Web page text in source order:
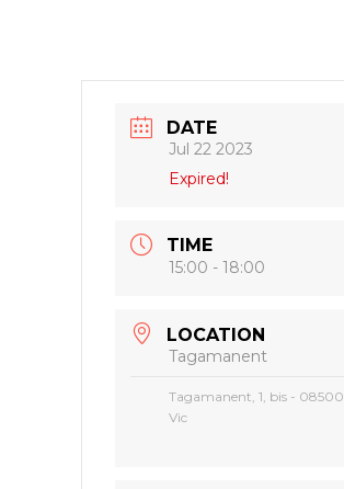
DATE
Jul 22 2023
Expired!
TIME
15:00 - 18:00
LOCATION
Tagamanent
Tagamanent, 1, bis - 08500
Vic